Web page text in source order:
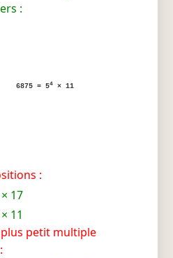
:
6875 = 54 × 11
:
× 17
× 11
plus petit multiple